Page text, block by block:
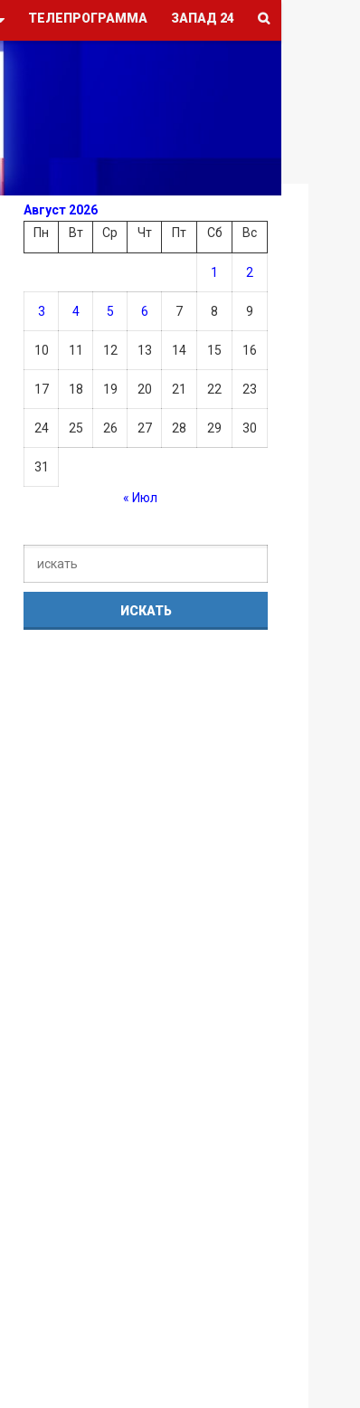
ТЕЛЕПРОГРАММА ЗАПАД 24
Август 2026
Пн
Вт Ср Чт Пт Сб Вс
1 2
3 4 5 6 7 8 9
10 11 12 13 14 15 16
17 18 19 20 21 22 23
24 25 26 27 28 29 30
31
« Июл